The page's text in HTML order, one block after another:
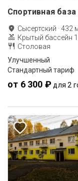
Спортивная
Сысертский ·432
Крытый бассейн
Столовая
Улучшенный
Стандартный тариф
от 6 300 ₽ для 2